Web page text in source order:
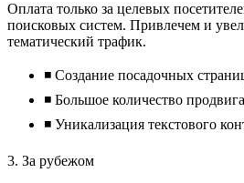
Оплата только за целевых
поисковых систем. Привлечем и
тематический трафик.
◾ Создание посадочных
◾ Большое количество
◾ Уникализация текстового
3. За рубежом